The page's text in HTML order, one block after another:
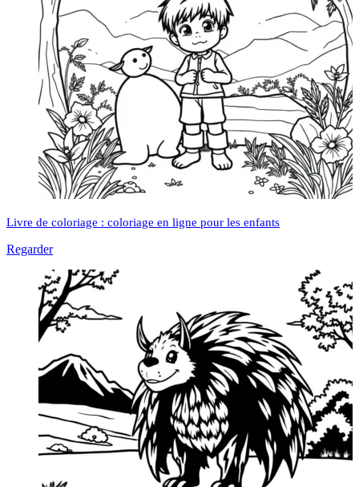
Livre de coloriage : coloriage en ligne pour les enfants
Regarder